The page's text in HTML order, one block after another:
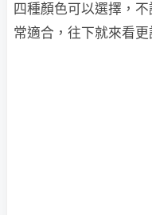
四種顏色可以選擇，
常適合，往下就來看更